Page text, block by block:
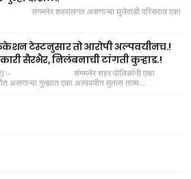
शहरालगत असणाऱ्या घुलेवाडी परिसरात एका
टेस्टनुसार तो आरोपी अल्पवयीनच.!
सैरभैर, निलंबनाची टांगती कुऱ्हाड.!
:- संगमनेर शहर पोलिसांनी एका
असणाऱ्या गुन्ह्यात एका अल्पवयीन मुलास ताब्य...